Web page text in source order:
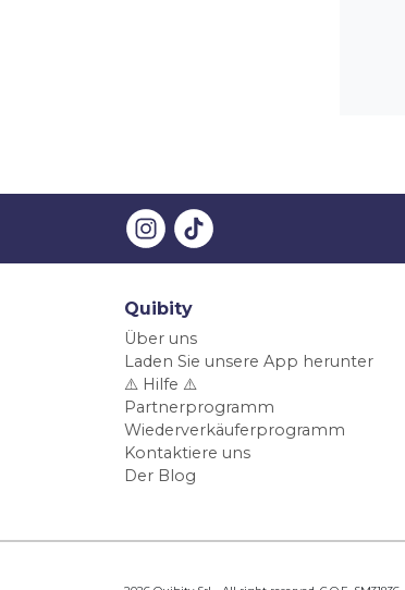
Quibity
Über uns
Laden Sie unsere App herunter
⚠️ Hilfe ⚠️
Partnerprogramm
Wiederverkäuferprogramm
Kontaktiere uns
Der Blog